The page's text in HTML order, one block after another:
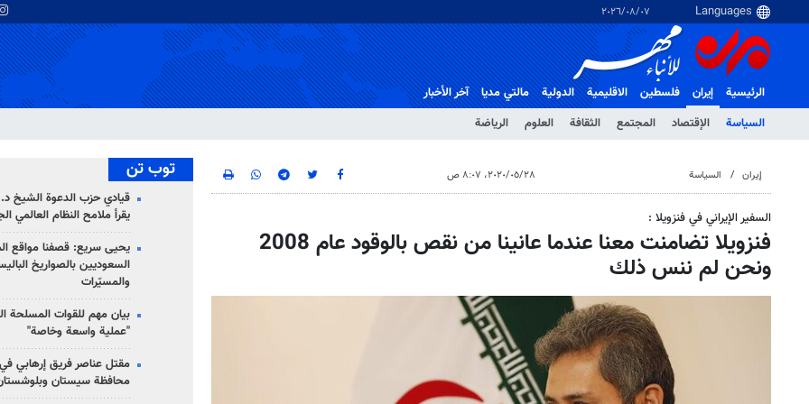
٠٧‏/٠٨‏/٢٠٢٦
الرئيسية
إيران
السياسة
الإقتصاد المجتمع الثقافة العلوم الرياضة
فلسطین الاقلیمیة الدولية مالتي مدیا آخر الأخبار
إيران السياسة ٢٨‏/٠٥‏/٢٠٢٠، ٨:٠٧ ص
السفير الإيراني في فنزويلا :
فنزويلا تضامنت معنا عندما عانينا من نقص بالوقود عام 2008
ونحن لم ننس ذلك
توب تن
قيادي حزب الدعوة الشيخ
يقرأ ملامح النظام العالمي
يحيى سريع: قصفنا مواقع
السعوديين بالصواريخ
والمسيّرات
بيان مهم للقوات المسلحة
"عملية واسعة وخاصة"
مقتل عناصر فريق إرهابي
محافظة سيستان